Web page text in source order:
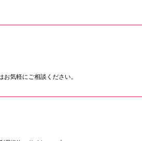
気軽にご相談ください。